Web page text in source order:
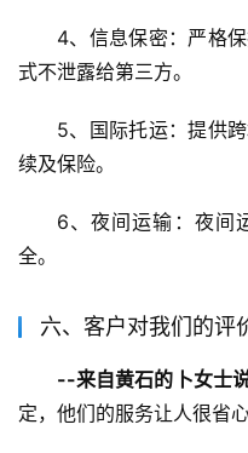
4、信息保密：严格
式不泄露给第三方。
5、国际托运：提供
续及保险。
6、夜间运输：夜间
全。
六、客户对我们的评
--来自黄石的卜女士说
定，他们的服务让人很省心